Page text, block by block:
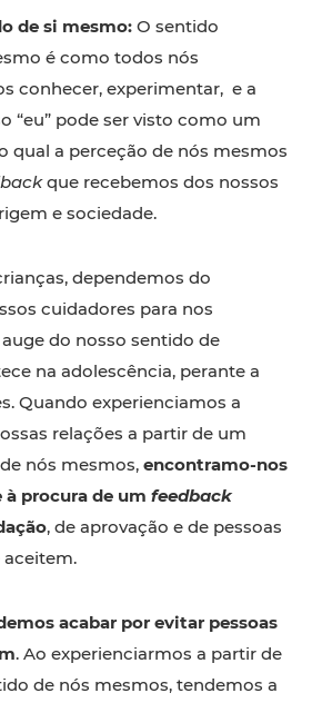
de si mesmo: O sentido
é como todos nós
conhecer, experimentar, e a
“eu” pode ser visto como um
qual a perceção de nós mesmos
que recebemos dos nossos
e sociedade.
dependemos do
cuidadores para nos
do nosso sentido de
na adolescência, perante a
Quando experienciamos a
relações a partir de um
nós mesmos, encontramo-nos
procura de um feedback
, de aprovação e de pessoas
acabar por evitar pessoas
. Ao experienciarmos a partir de
de nós mesmos, tendemos a